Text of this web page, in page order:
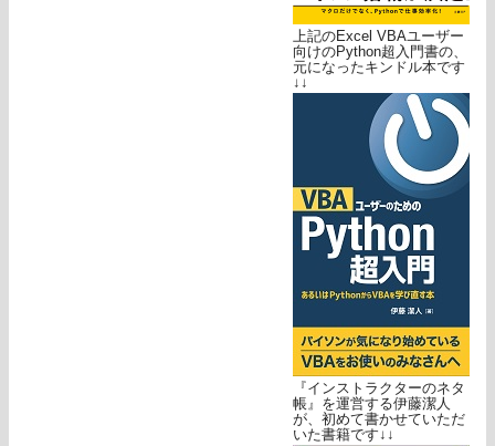
上記のExcel VBAユーザー
向けのPython超入門書の、
元になったキンドル本です
↓↓
『インストラクターのネタ
帳』を運営する伊藤潔人
が、初めて書かせていただ
いた書籍です↓↓